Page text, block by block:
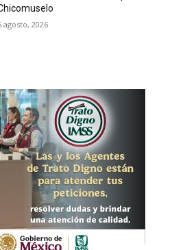
agosto, 2026